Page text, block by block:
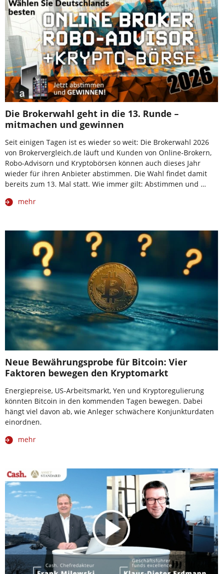
Die Brokerwahl geht in die 13. Runde –
mitmachen und gewinnen
Seit einigen Tagen ist es wieder so weit: Die Brokerwahl 2026
von Brokervergleich.de läuft und Kunden von Online-Brokern,
Robo-Advisorn und Kryptobörsen können auch dieses Jahr
wieder für ihren Anbieter abstimmen. Die Wahl findet damit
bereits zum 13. Mal statt. Wie immer gilt: Abstimmen und …
mehr
Neue Bewährungsprobe für Bitcoin: Vier
Faktoren bewegen den Kryptomarkt
Energiepreise, US-Arbeitsmarkt, Yen und Kryptoregulierung
könnten Bitcoin in den kommenden Tagen bewegen. Dabei
hängt viel davon ab, wie Anleger schwächere Konjunkturdaten
einordnen.
mehr